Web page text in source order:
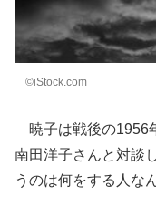
©iStock.com
暁子は戦後の1956
南田洋子さんと対談
うのは何をする人な